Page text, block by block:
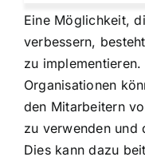
Eine Möglichkeit,
verbessern,
zu
Organisationen
den Mitarbeitern
zu verwenden und
Dies kann dazu